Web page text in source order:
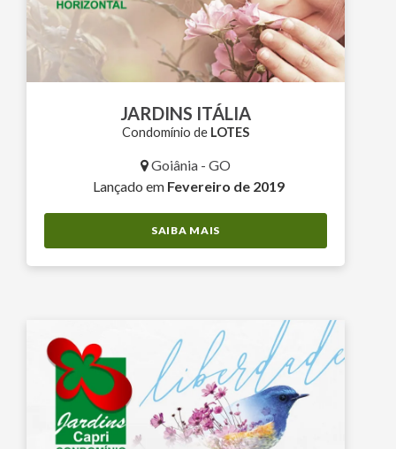
JARDINS ITÁLIA
Condomínio de LOTES
Goiânia - GO
Lançado em Fevereiro de 2019
SAIBA MAIS